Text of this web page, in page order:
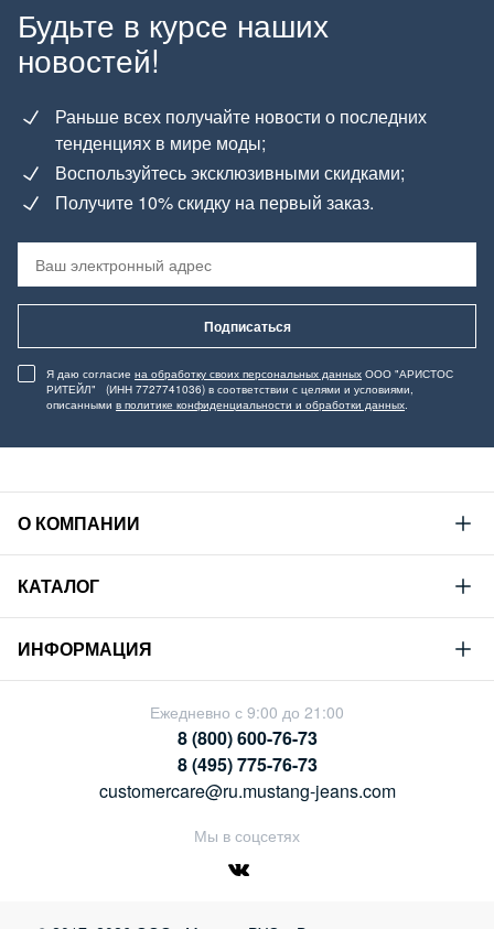
Будьте в курсе наших
новостей!
Раньше всех получайте новости о последних
тенденциях в мире моды;
Воспользуйтесь эксклюзивными скидками;
Получите 10% скидку на первый заказ.
Подписаться
Я даю согласие на обработку своих персональных данных ООО "АРИСТОС
РИТЕЙЛ" (ИНН 7727741036) в соответствии с целями и условиями,
описанными в политике конфиденциальности и обработки данных
О КОМПАНИИ
Mustang
Философия
Устойчивое развитие
Сотрудничество
КАТАЛОГ
Новая коллекция
Гид по мужскому дениму
Гид по женскому дениму
ИНФОРМАЦИЯ
Условия продажи
Политика конфиденциальности
Ежедневно с 9:00 до 21:00
8 (800) 600-76-73
8 (495) 775-76-73
customercare@ru.mustang-jeans.com
Мы в соцсетях